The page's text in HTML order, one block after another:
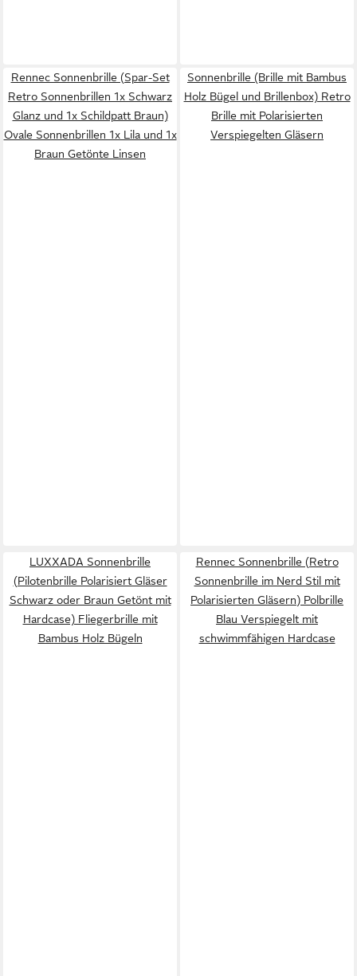
Rennec Sonnenbrille (Spar-Set
Retro Sonnenbrillen 1x Schwarz
Glanz und 1x Schildpatt Braun)
Ovale Sonnenbrillen 1x Lila und 1x
Braun Getönte Linsen
Sonnenbrille (Brille mit Bambus
Holz Bügel und Brillenbox) Retro
Brille mit Polarisierten
Verspiegelten Gläsern
LUXXADA Sonnenbrille
(Pilotenbrille Polarisiert Gläser
Schwarz oder Braun Getönt mit
Hardcase) Fliegerbrille mit
Bambus Holz Bügeln
Rennec Sonnenbrille (Retro
Sonnenbrille im Nerd Stil mit
Polarisierten Gläsern) Polbrille
Blau Verspiegelt mit
schwimmfähigen Hardcase